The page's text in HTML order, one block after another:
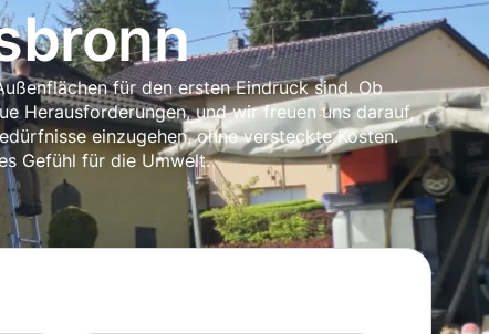
für den ersten Eindruck sind. Ob
Herausforderungen, und wir freuen uns darauf,
einzugehen, ohne versteckte Kosten.
Gefühl für die Umwelt.